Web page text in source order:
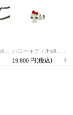
ハローキティ/HelloKittyスカルフェイスネックレス-フルカラー サンリオコラボ
ハローキティ/HelloKittyスカルフェイスピアス-フルカラー/片耳 サンリオコラボ
19,800